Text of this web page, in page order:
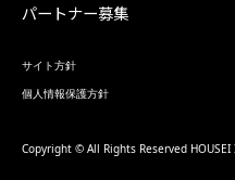
パートナー募集
サイト方針
個人情報保護方針
Copyright © All Rights Reserved HOUSEI